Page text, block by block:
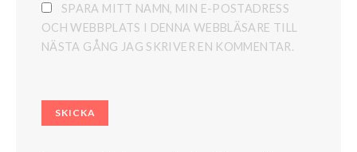
SPARA MITT NAMN, MIN E-POSTADRESS
OCH WEBBPLATS I DENNA WEBBLÄSARE TILL
NÄSTA GÅNG JAG SKRIVER EN KOMMENTAR.